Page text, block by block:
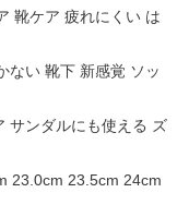
靴ケア 疲れにくい は
ない 靴下 新感覚 ソッ
サンダルにも使える ズ
23.0cm 23.5cm 24cm